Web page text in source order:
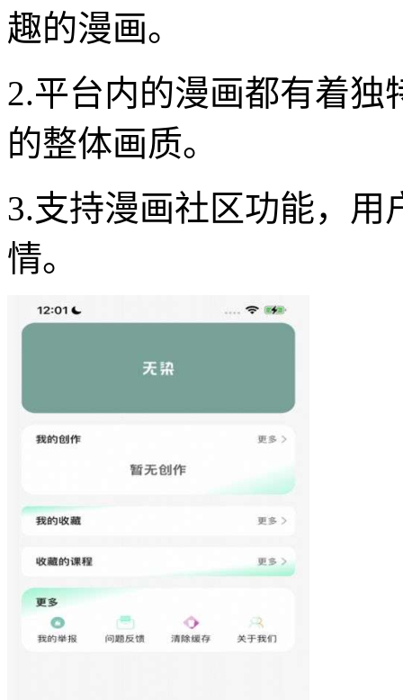
趣的漫画。
2.平台内的漫画都有着
的整体画质。
3.支持漫画社区功能，
情。